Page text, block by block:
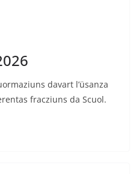
davart l’üsanza
fracziuns da Scuol.